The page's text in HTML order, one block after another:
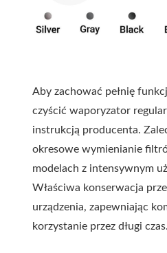
Aby zachować pełnię
czyścić waporyzator
instrukcją producenta.
okresowe wymienianie
modelach z intensywnym
Właściwa konserwacja
urządzenia, zapewniając
korzystanie przez długi czas.